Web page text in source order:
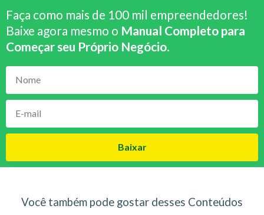
Faça como mais de 100 mil empreendedores!
Baixe agora mesmo o Manual Completo para
Começar seu Próprio Negócio.
Baixar
Você também pode gostar desses Conteúdos